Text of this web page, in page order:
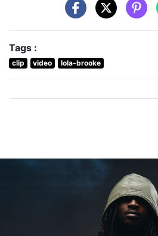
Tags :
clip video lola-brooke